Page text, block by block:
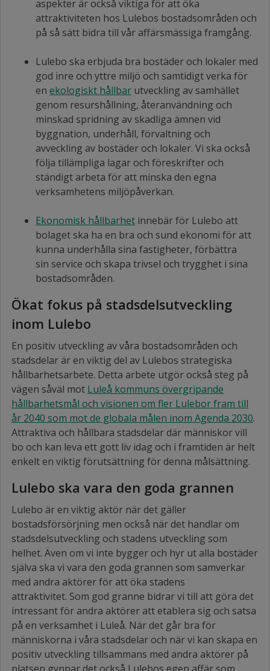
aspekter är också viktiga för att öka
attraktiviteten hos Lulebos bostadsområden och
på så sätt bidra till vår affärsmässiga framgång.
Lulebo ska erbjuda bra bostäder och lokaler med
god inre och yttre miljö och samtidigt verka för
en ekologiskt hållbar utveckling av samhället
genom resurshållning, återanvändning och
minskad spridning av skadliga ämnen vid
byggnation, underhåll, förvaltning och
avveckling av bostäder och lokaler. Vi ska också
följa tillämpliga lagar och föreskrifter och
ständigt arbeta för att minska den egna
verksamhetens miljöpåverkan.
Ekonomisk hållbarhet innebär för Lulebo att
bolaget ska ha en bra och sund ekonomi för att
kunna underhålla sina fastigheter, förbättra
sin service och skapa trivsel och trygghet i sina
bostadsområden.
Ökat fokus på stadsdelsutveckling
inom Lulebo
En positiv utveckling av våra bostadsområden och
stadsdelar är en viktig del av Lulebos strategiska
hållbarhetsarbete. Detta arbete utgör också steg på
vägen såväl mot Luleå kommuns övergripande
hållbarhetsmål och visionen om fler Lulebor fram till
år 2040 som mot de globala målen inom Agenda 2030.
Attraktiva och hållbara stadsdelar där människor vill
bo och kan leva ett gott liv idag och i framtiden är helt
enkelt en viktig förutsättning för denna målsättning.
Lulebo ska vara den goda grannen
Lulebo är en viktig aktör när det gäller
bostadsförsörjning men också när det handlar om
stadsdelsutveckling och stadens utveckling som
helhet. Även om vi inte bygger och hyr ut alla bostäder
själva ska vi vara den goda grannen som samverkar
med andra aktörer för att öka stadens
attraktivitet. Som god granne bidrar vi till att göra det
intressant för andra aktörer att etablera sig och satsa
på en verksamhet i Luleå. När det går bra för
människorna i våra stadsdelar och när vi kan skapa en
positiv utveckling tillsammans med andra aktörer på